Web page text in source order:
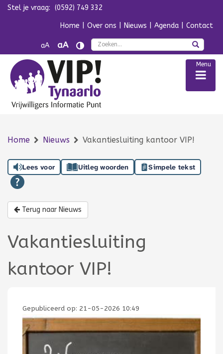
Navigatie overslaan
Stel je vraag: (0592) 749 332
Home Over ons Nieuws Agenda Contact
aA aA
Menu
Home Nieuws Vakantiesluiting kantoor VIP!
Lees voor Uitleg woorden Simpele tekst
Terug naar Nieuws
Vakantiesluiting
kantoor VIP!
Gepubliceerd op: 21-05-2026 10:49